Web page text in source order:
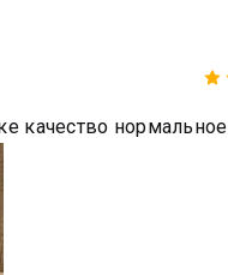
качество нормальное